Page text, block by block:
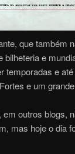
que também
bilheteria e
temporadas e
e um
outros blogs,
mas hoje o dia